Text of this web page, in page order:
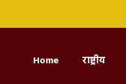
Home राष्ट्रीय